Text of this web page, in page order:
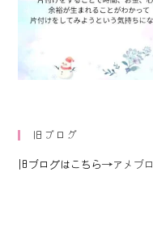
旧ブログ
旧ブログはこちら→アメブロ